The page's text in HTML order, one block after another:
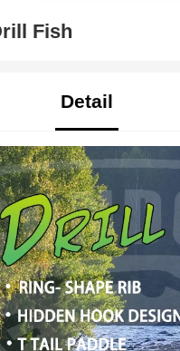
Fish
Detail